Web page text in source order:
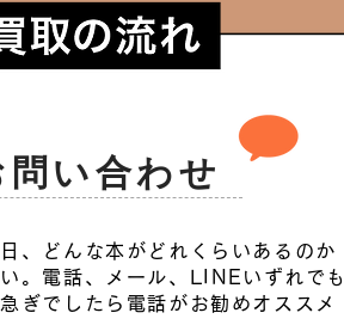
問い合わせ
、どんな本がどれくらいあるのか
。電話、メール、LINEいずれでも
ぎでしたら電話がお勧めオススメ